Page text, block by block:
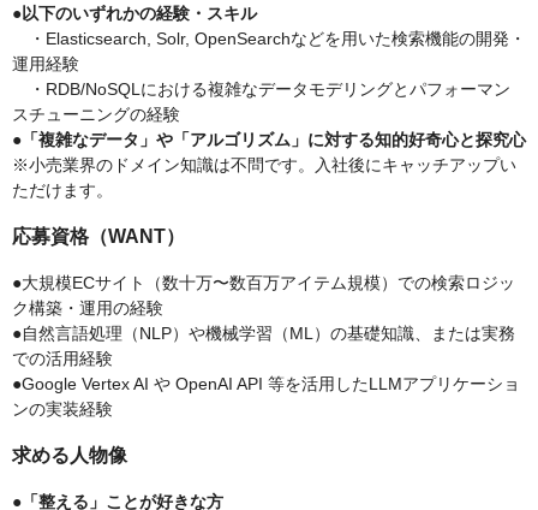
●以下のいずれかの経験・スキル
・Elasticsearch, Solr, OpenSearchなどを用いた検索機能の開発・
運用経験
・RDB/NoSQLにおける複雑なデータモデリングとパフォーマン
スチューニングの経験
●「複雑なデータ」や「アルゴリズム」に対する知的好奇心と探究心
※小売業界のドメイン知識は不問です。入社後にキャッチアップい
ただけます。
応募資格（WANT）
●大規模ECサイト（数十万〜数百万アイテム規模）での検索ロジッ
ク構築・運用の経験
●自然言語処理（NLP）や機械学習（ML）の基礎知識、または実務
での活用経験
●Google Vertex AI や OpenAI API 等を活用したLLMアプリケーショ
ンの実装経験
求める人物像
●「整える」ことが好きな方